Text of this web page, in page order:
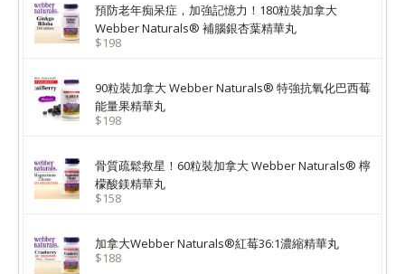
預防老年痴呆症，加強記憶力！180粒裝加拿大
Webber Naturals® 補腦銀杏葉精華丸
$198
90粒裝加拿大 Webber Naturals® 特強抗氧化巴西莓
能量果精華丸
$198
骨質疏鬆救星！60粒裝加拿大 Webber Naturals® 檸
檬酸鎂精華丸
$158
加拿大Webber Naturals®紅莓36:1濃縮精華丸
$188